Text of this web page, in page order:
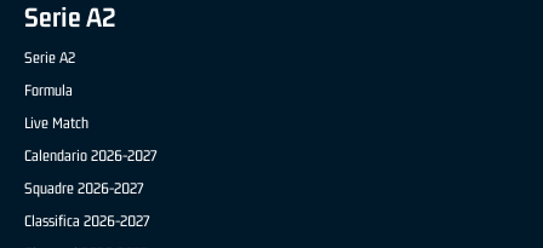
Serie A2
Serie A2
Formula
Live Match
Calendario 2026-2027
Squadre 2026-2027
Classifica 2026-2027